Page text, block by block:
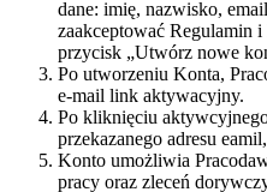
dane: imię, nazwisko,
zaakceptować Regulamin
przycisk „Utwórz nowe
Po utworzeniu Konta,
e-mail link aktywacyjny.
Po kliknięciu
przekazanego adresu
Konto umożliwia
pracy oraz zleceń